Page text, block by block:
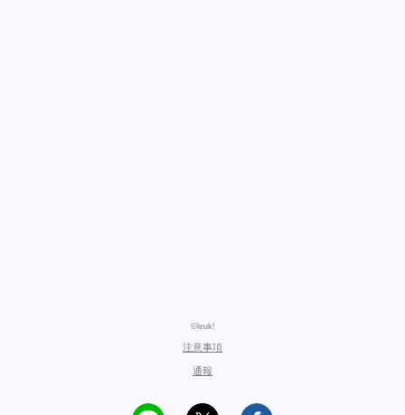
©leuk!
注意事項
通報